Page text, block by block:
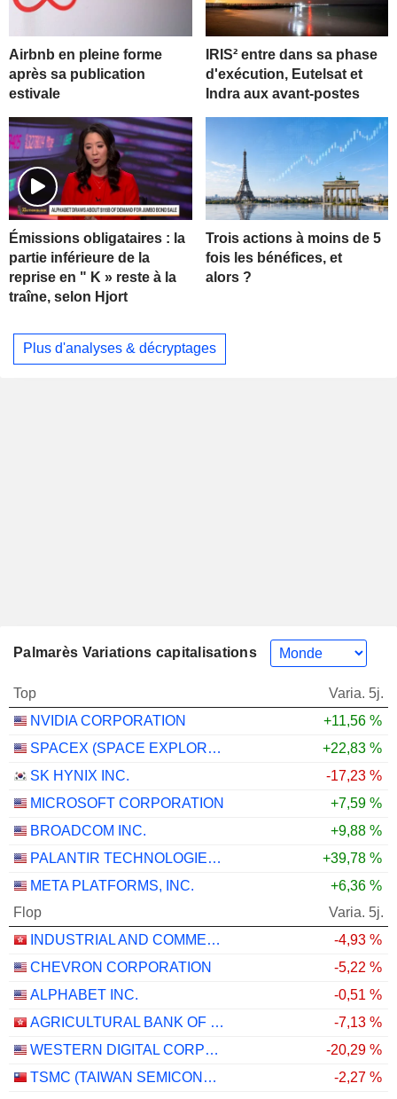
Airbnb en pleine forme
après sa publication
estivale
IRIS² entre dans sa phase
d'exécution, Eutelsat et
Indra aux avant-postes
Émissions obligataires : la
partie inférieure de la
reprise en " K » reste à la
traîne, selon Hjort
Trois actions à moins de 5
fois les bénéfices, et
alors ?
Plus d'analyses & décryptages
Palmarès Variations capitalisations
Top
Varia. 5j.
NVIDIA CORPORATION
+11,56 %
SPACEX (SPACE EXPLORATION TECHNOLOGIES)
+22,83 %
SK HYNIX INC.
-17,23 %
MICROSOFT CORPORATION
+7,59 %
BROADCOM INC.
+9,88 %
PALANTIR TECHNOLOGIES INC.
+39,78 %
META PLATFORMS, INC.
+6,36 %
Flop
Varia. 5j.
INDUSTRIAL AND COMMERCIAL BANK OF CHINA LIMITED
-4,93 %
CHEVRON CORPORATION
-5,22 %
ALPHABET INC.
-0,51 %
AGRICULTURAL BANK OF CHINA LIMITED
-7,13 %
WESTERN DIGITAL CORPORATION
-20,29 %
TSMC (TAIWAN SEMICONDUCTOR MANUFACTURING COMPANY)
-2,27 %